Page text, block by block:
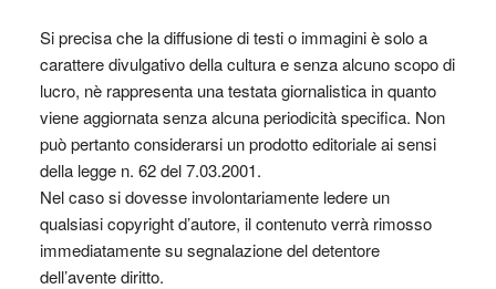
Si precisa che la diffusione di testi o immagini è solo a
carattere divulgativo della cultura e senza alcuno scopo di
lucro, nè rappresenta una testata giornalistica in quanto
viene aggiornata senza alcuna periodicità specifica. Non
può pertanto considerarsi un prodotto editoriale ai sensi
della legge n. 62 del 7.03.2001.
Nel caso si dovesse involontariamente ledere un
qualsiasi copyright d’autore, il contenuto verrà rimosso
immediatamente su segnalazione del detentore
dell’avente diritto.